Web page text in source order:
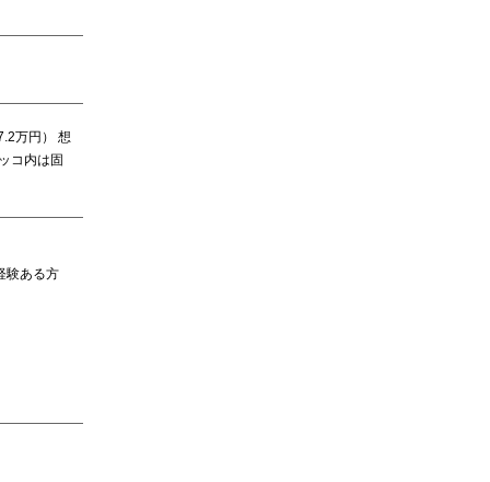
万円） 想
コ内は固
験ある方